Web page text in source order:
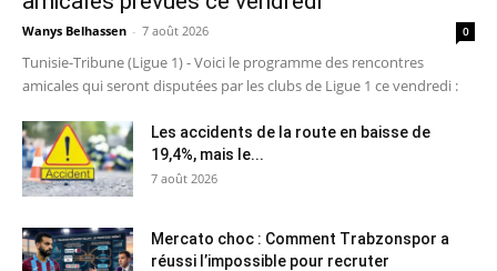
Wanys Belhassen - 7 août 2026 0
Tunisie-Tribune (Ligue 1) - Voici le programme des rencontres
amicales qui seront disputées par les clubs de Ligue 1 ce vendredi :
Les accidents de la route en baisse de
19,4%, mais le...
7 août 2026
Mercato choc : Comment Trabzonspor a
réussi l’impossible pour recruter